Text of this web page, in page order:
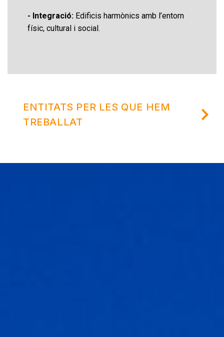
- Integració: Edificis harmònics amb l’entorn
físic, cultural i social.
ENTITATS PER LES QUE HEM
TREBALLAT